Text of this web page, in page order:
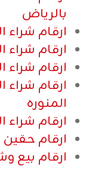
بالرياض
ارقام شراء
ارقام شراء
ارقام شراء
ارقام شراء
المنوره
ارقام شراء
ارقام
ارقام بيع